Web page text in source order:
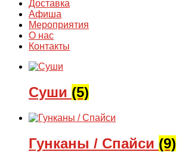
Доставка
Афиша
Мероприятия
О нас
Контакты
Суши (5)
Гунканы / Спайси (9)